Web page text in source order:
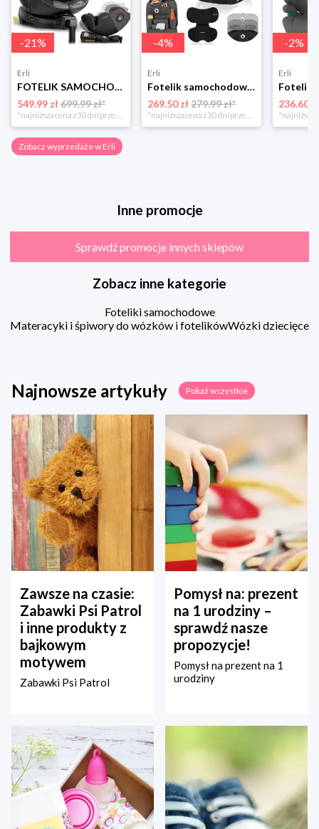
-21%
Erli
FOTELIK SAMOCHODOWY OBROTOWY z NOGĄ 0-36KG ISOFIX NUKIDO I-SIZE 40-150cm
549.99 zł699.99 zł*
-4%
Erli
Fotelik samochodowy 76-150cm SZEROKIE SIEDZISKO 9-36kg Lionelo LEVI I-SIZE
269.50 zł 279.99 zł*
-2%
Erli
236.60 zł
Zobacz wyprzedaże w Erli
Inne promocje
Sprawdź promocje innych sklepów
Zobacz inne kategorie
Foteliki samochodowe
Materacyki i śpiwory do wózków i fotelikówWózki dziecięce
Najnowsze artykuły Pokaż wszystkie
Zawsze na czasie:
Zabawki Psi Patrol
i inne produkty z
bajkowym
motywem
Zabawki Psi Patrol
Pomysł na: prezent
na 1 urodziny –
sprawdź nasze
propozycje!
Pomysł na prezent na 1
urodziny